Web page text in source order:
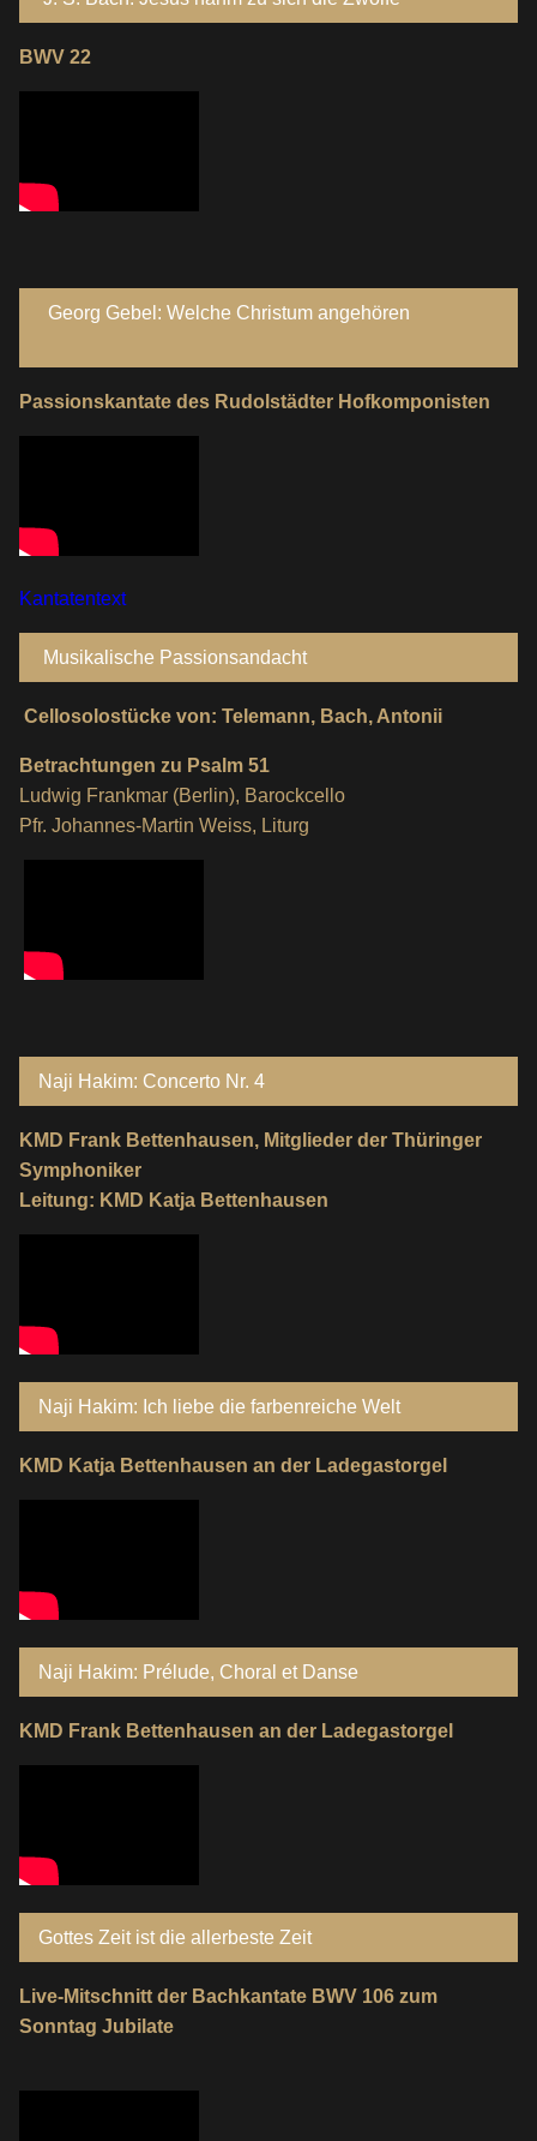
BWV 22
Georg Gebel: Welche Christum angehören
Passionskantate des Rudolstädter Hofkomponisten
Kantatentext
Musikalische Passionsandacht
Cellosolostücke von: Telemann, Bach, Antonii
Betrachtungen zu Psalm 51
Ludwig Frankmar (Berlin), Barockcello
Pfr. Johannes-Martin Weiss, Liturg
Naji Hakim: Concerto Nr. 4
KMD Frank Bettenhausen, Mitglieder der Thüringer
Symphoniker
Leitung: KMD Katja Bettenhausen
Naji Hakim: Ich liebe die farbenreiche Welt
KMD Katja Bettenhausen an der Ladegastorgel
Naji Hakim: Prélude, Choral et Danse
KMD Frank Bettenhausen an der Ladegastorgel
Gottes Zeit ist die allerbeste Zeit
Live-Mitschnitt der Bachkantate BWV 106 zum
Sonntag Jubilate